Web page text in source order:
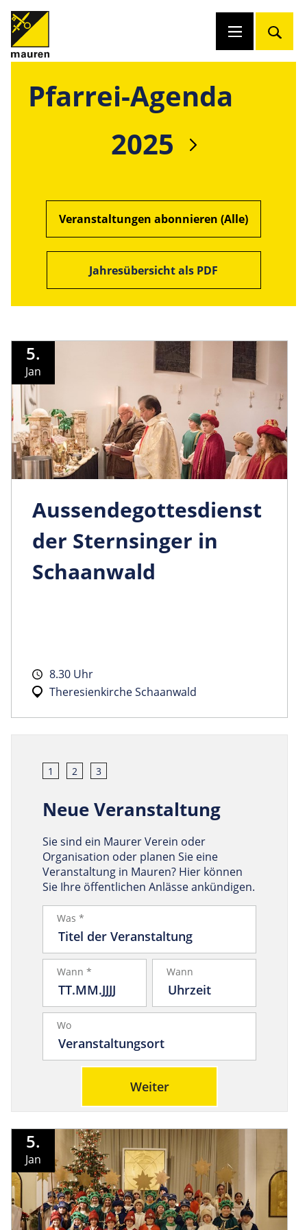
Pfarrei-Agenda
2025
Veranstaltungen abonnieren (Alle)
Jahresübersicht als PDF
5.
Jan
Aussendego­ttesdienst
der Sternsinger in
Schaanwald
8.30 Uhr
Theresienkirche Schaanwald
1 2 3
Neue Veranstaltung
Sie sind ein Maurer Verein oder
Organisation oder planen Sie eine
Veranstaltung in Mauren? Hier können
Sie Ihre öffentlichen Anlässe ankündigen.
Was *
Wann * Wann
Wo
Weiter
5.
Jan